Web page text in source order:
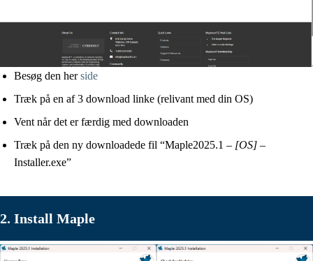
Besøg den herside
Træk på en af 3 download linke (relivant med din OS)
Vent når det er færdig med downloaden
Træk på den ny downloadede fil “Maple2025.1 – [OS] –
Installer.exe”
2. Install Maple